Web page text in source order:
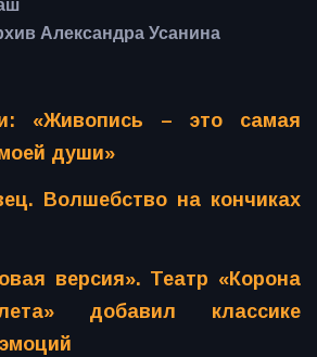
Александра Усанина
«Живопись – это самая
души»
Волшебство на кончиках
версия». Театр «Корона
добавил классике